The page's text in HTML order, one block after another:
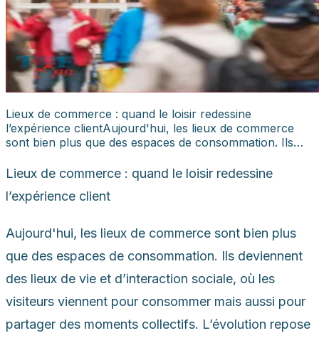
Lieux de commerce : quand le loisir redessine
l’expérience clientAujourd'hui, les lieux de commerce
sont bien plus que des espaces de consommation. Ils…
Lieux de commerce : quand le loisir redessine
l’expérience client
Aujourd'hui, les lieux de commerce sont bien plus
que des espaces de consommation. Ils deviennent
des lieux de vie et d’interaction sociale, où les
visiteurs viennent pour consommer mais aussi pour
partager des moments collectifs. L’évolution repose